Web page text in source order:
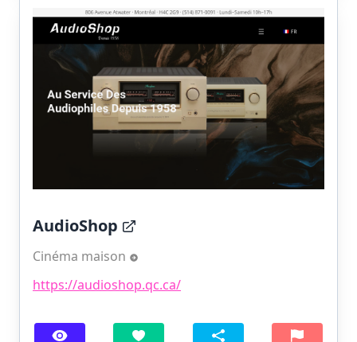
AudioShop
Cinéma maison
https://audioshop.qc.ca/